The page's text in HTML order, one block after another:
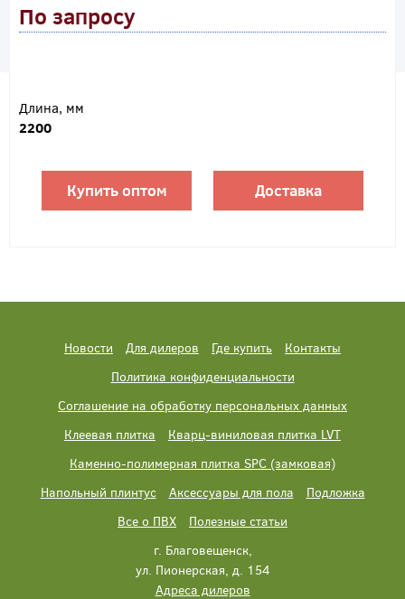
По запросу
Длина, мм
2200
Купить оптом Доставка
Новости Для дилеров Где купить
Контакты
Политика конфиденциальности
Соглашение на обработку персональных данных
Клеевая плитка
Кварц-виниловая плитка LVT
Каменно-полимерная плитка SPC (замковая)
Напольный плинтус
Аксессуары для пола
Подложка
Все о ПВХ
Полезные статьи
г. Благовещенск,
ул. Пионерская, д. 154
Адреса дилеров